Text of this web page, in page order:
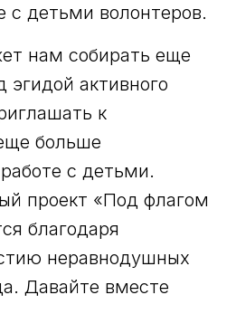
с детьми волонтеров.
нам собирать еще
активного
к
больше
с детьми.
проект «Под флагом
благодаря
неравнодушных
Давайте вместе